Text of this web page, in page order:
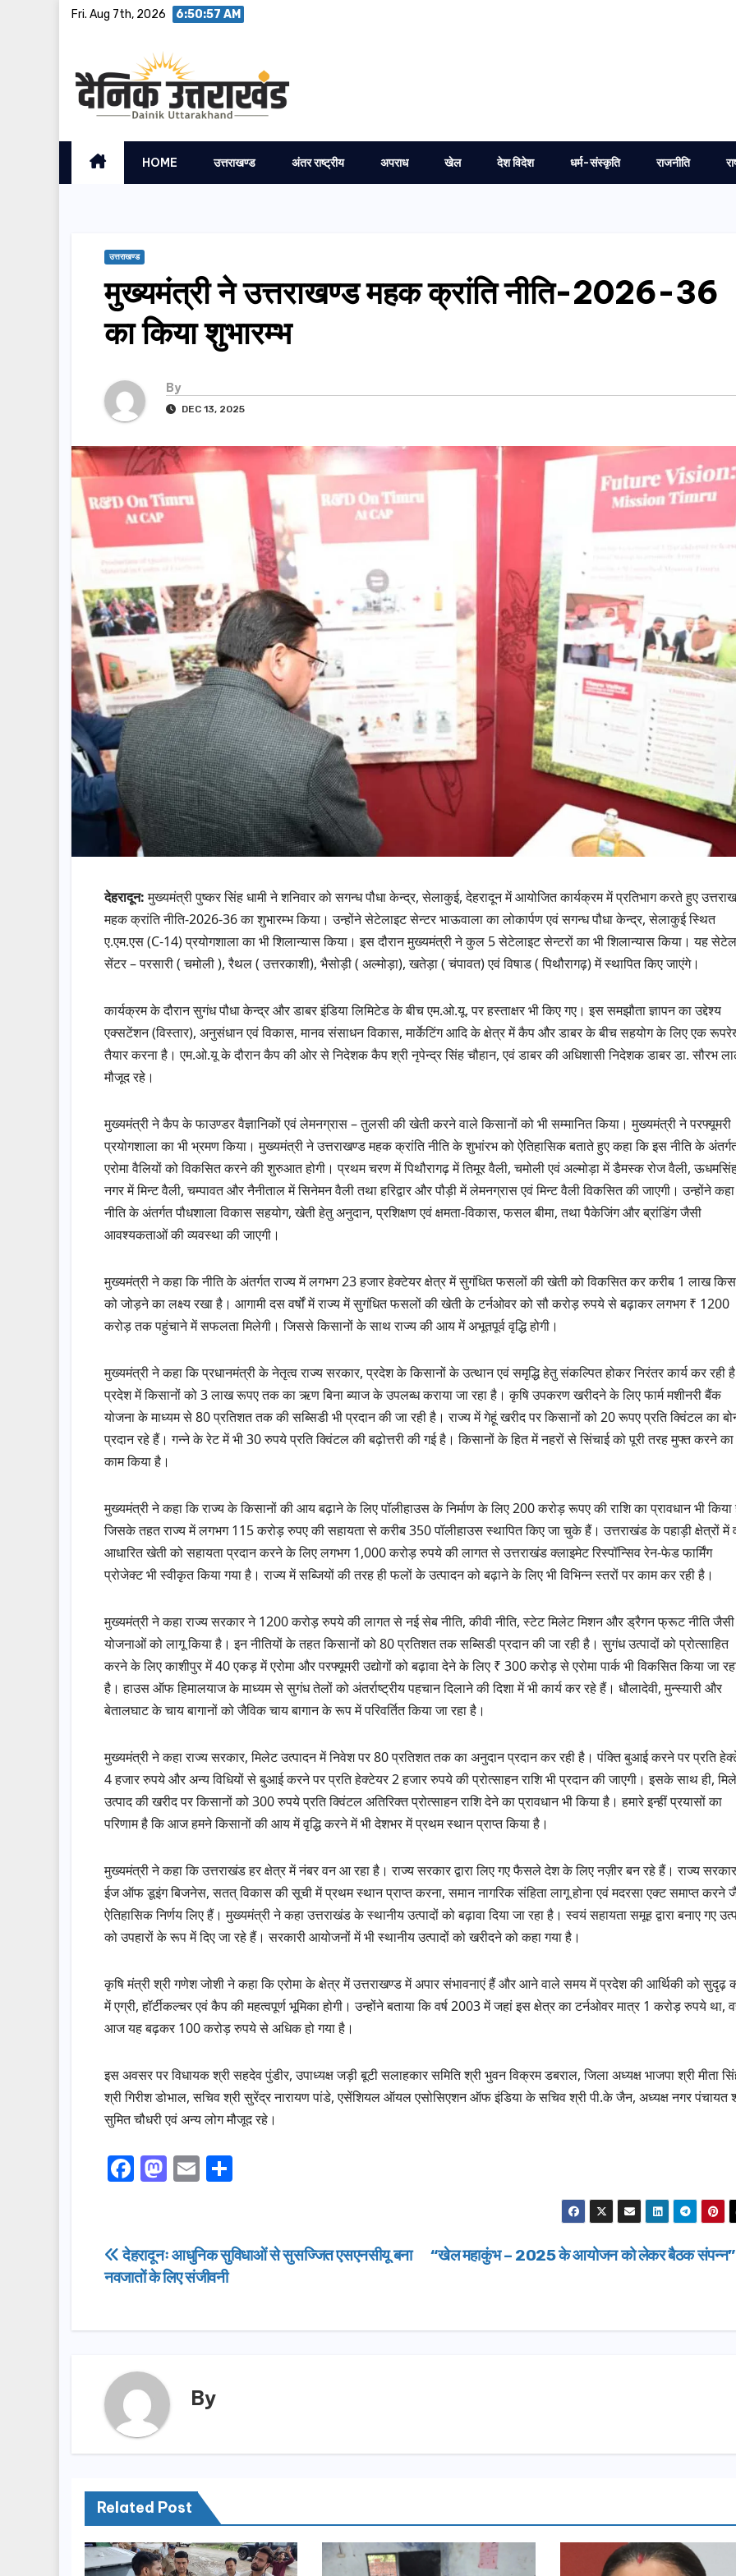
Fri. Aug 7th, 2026 6:50:58 AM
HOME उत्तराखण्ड अंतर राष्ट्रीय अपराध खेल देश विदेश धर्म-संस्कृति राजनीति
उत्तराखण्ड
मुख्यमंत्री ने उत्तराखण्ड महक क्रांति नीति-2026-36
का किया शुभारम्भ
By
DEC 13, 2025
देहरादून:मुख्यमंत्री पुष्कर सिंह धामी ने शनिवार को सगन्ध पौधा केन्द्र, सेलाकुई, देहरादून में आयोजित कार्यक्रम में प्रतिभाग करते हुए
महक क्रांति नीति-2026-36 का शुभारम्भ किया। उन्होंने सेटेलाइट सेन्टर भाऊवाला का लोकार्पण एवं सगन्ध पौधा केन्द्र, सेलाकुई स्थित
ए.एम.एस (C-14) प्रयोगशाला का भी शिलान्यास किया। इस दौरान मुख्यमंत्री ने कुल 5 सेटेलाइट सेन्टरों का भी शिलान्यास किया। यह
सेंटर – परसारी ( चमोली ), रैथल ( उत्तरकाशी), भैसोड़ी ( अल्मोड़ा), खतेड़ा ( चंपावत) एवं विषाड ( पिथौरागढ़) में स्थापित किए जाएंगे।
कार्यक्रम के दौरान सुगंध पौधा केन्द्र और डाबर इंडिया लिमिटेड के बीच एम.ओ.यू. पर हस्ताक्षर भी किए गए। इस समझौता ज्ञापन का उद्देश्य
एक्सटेंशन (विस्तार), अनुसंधान एवं विकास, मानव संसाधन विकास, मार्केटिंग आदि के क्षेत्र में कैप और डाबर के बीच सहयोग के लिए एक
तैयार करना है। एम.ओ.यू के दौरान कैप की ओर से निदेशक कैप श्री नृपेन्द्र सिंह चौहान, एवं डाबर की अधिशासी निदेशक डाबर डा. सौरभ
मौजूद रहे।
मुख्यमंत्री ने कैप के फाउण्डर वैज्ञानिकों एवं लेमनग्रास – तुलसी की खेती करने वाले किसानों को भी सम्मानित किया। मुख्यमंत्री ने परफ्यूमरी
प्रयोगशाला का भी भ्रमण किया। मुख्यमंत्री ने उत्तराखण्ड महक क्रांति नीति के शुभांरभ को ऐतिहासिक बताते हुए कहा कि इस नीति के
एरोमा वैलियों को विकसित करने की शुरुआत होगी। प्रथम चरण में पिथौरागढ़ में तिमूर वैली, चमोली एवं अल्मोड़ा में डैमस्क रोज वैली,
नगर में मिन्ट वैली, चम्पावत और नैनीताल में सिनेमन वैली तथा हरिद्वार और पौड़ी में लेमनग्रास एवं मिन्ट वैली विकसित की जाएगी। उन्होंने
नीति के अंतर्गत पौधशाला विकास सहयोग, खेती हेतु अनुदान, प्रशिक्षण एवं क्षमता-विकास, फसल बीमा, तथा पैकेजिंग और ब्रांडिंग जैसी
आवश्यकताओं की व्यवस्था की जाएगी।
मुख्यमंत्री ने कहा कि नीति के अंतर्गत राज्य में लगभग 23 हजार हेक्टेयर क्षेत्र में सुगंधित फसलों की खेती को विकसित कर करीब 1 लाख
को जोड़ने का लक्ष्य रखा है। आगामी दस वर्षों में राज्य में सुगंधित फसलों की खेती के टर्नओवर को सौ करोड़ रुपये से बढ़ाकर लगभग ₹ 1200
करोड़ तक पहुंचाने में सफलता मिलेगी। जिससे किसानों के साथ राज्य की आय में अभूतपूर्व वृद्धि होगी।
मुख्यमंत्री ने कहा कि प्रधानमंत्री के नेतृत्व राज्य सरकार, प्रदेश के किसानों के उत्थान एवं समृद्धि हेतु संकल्पित होकर निरंतर कार्य कर रही
प्रदेश में किसानों को 3 लाख रूपए तक का ऋण बिना ब्याज के उपलब्ध कराया जा रहा है। कृषि उपकरण खरीदने के लिए फार्म मशीनरी बैंक
योजना के माध्यम से 80 प्रतिशत तक की सब्सिडी भी प्रदान की जा रही है। राज्य में गेहूं खरीद पर किसानों को 20 रूपए प्रति क्विंटल का
प्रदान रहे हैं। गन्ने के रेट में भी 30 रुपये प्रति क्विंटल की बढ़ोत्तरी की गई है। किसानों के हित में नहरों से सिंचाई को पूरी तरह मुफ्त करने का
काम किया है।
मुख्यमंत्री ने कहा कि राज्य के किसानों की आय बढ़ाने के लिए पॉलीहाउस के निर्माण के लिए 200 करोड़ रूपए की राशि का प्रावधान भी किया
जिसके तहत राज्य में लगभग 115 करोड़ रुपए की सहायता से करीब 350 पॉलीहाउस स्थापित किए जा चुके हैं। उत्तराखंड के पहाड़ी क्षेत्रों में
आधारित खेती को सहायता प्रदान करने के लिए लगभग 1,000 करोड़ रुपये की लागत से उत्तराखंड क्लाइमेट रिस्पॉन्सिव रेन-फेड फार्मिंग
प्रोजेक्ट भी स्वीकृत किया गया है। राज्य में सब्जियों की तरह ही फलों के उत्पादन को बढ़ाने के लिए भी विभिन्न स्तरों पर काम कर रही है।
मुख्यमंत्री ने कहा राज्य सरकार ने 1200 करोड़ रुपये की लागत से नई सेब नीति, कीवी नीति, स्टेट मिलेट मिशन और ड्रैगन फ्रूट नीति
योजनाओं को लागू किया है। इन नीतियों के तहत किसानों को 80 प्रतिशत तक सब्सिडी प्रदान की जा रही है। सुगंध उत्पादों को प्रोत्साहित
करने के लिए काशीपुर में 40 एकड़ में एरोमा और परफ्यूमरी उद्योगों को बढ़ावा देने के लिए ₹ 300 करोड़ से एरोमा पार्क भी विकसित किया जा
है। हाउस ऑफ हिमालयाज के माध्यम से सुगंध तेलों को अंतर्राष्ट्रीय पहचान दिलाने की दिशा में भी कार्य कर रहे हैं। धौलादेवी, मुन्स्यारी और
बेतालघाट के चाय बागानों को जैविक चाय बागान के रूप में परिवर्तित किया जा रहा है।
मुख्यमंत्री ने कहा राज्य सरकार, मिलेट उत्पादन में निवेश पर 80 प्रतिशत तक का अनुदान प्रदान कर रही है। पंक्ति बुआई करने पर प्रति
4 हजार रुपये और अन्य विधियों से बुआई करने पर प्रति हेक्टेयर 2 हजार रुपये की प्रोत्साहन राशि भी प्रदान की जाएगी। इसके साथ ही,
उत्पाद की खरीद पर किसानों को 300 रुपये प्रति क्विंटल अतिरिक्त प्रोत्साहन राशि देने का प्रावधान भी किया है। हमारे इन्हीं प्रयासों का
परिणाम है कि आज हमने किसानों की आय में वृद्धि करने में भी देशभर में प्रथम स्थान प्राप्त किया है।
मुख्यमंत्री ने कहा कि उत्तराखंड हर क्षेत्र में नंबर वन आ रहा है। राज्य सरकार द्वारा लिए गए फैसले देश के लिए नज़ीर बन रहे हैं। राज्य
ईज ऑफ डूइंग बिजनेस, सतत् विकास की सूची में प्रथम स्थान प्राप्त करना, समान नागरिक संहिता लागू होना एवं मदरसा एक्ट समाप्त करने
ऐतिहासिक निर्णय लिए हैं। मुख्यमंत्री ने कहा उत्तराखंड के स्थानीय उत्पादों को बढ़ावा दिया जा रहा है। स्वयं सहायता समूह द्वारा बनाए गए
को उपहारों के रूप में दिए जा रहे हैं। सरकारी आयोजनों में भी स्थानीय उत्पादों को खरीदने को कहा गया है।
कृषि मंत्री श्री गणेश जोशी ने कहा कि एरोमा के क्षेत्र में उत्तराखण्ड में अपार संभावनाएं हैं और आने वाले समय में प्रदेश की आर्थिकी को सुदृढ़
में एग्री, हॉर्टीकल्चर एवं कैप की महत्वपूर्ण भूमिका होगी। उन्होंने बताया कि वर्ष 2003 में जहां इस क्षेत्र का टर्नओवर मात्र 1 करोड़ रुपये था,
आज यह बढ़कर 100 करोड़ रुपये से अधिक हो गया है।
इस अवसर पर विधायक श्री सहदेव पुंडीर, उपाध्यक्ष जड़ी बूटी सलाहकार समिति श्री भुवन विक्रम डबराल, जिला अध्यक्ष भाजपा श्री मीता
श्री गिरीश डोभाल, सचिव श्री सुरेंद्र नारायण पांडे, एसेंशियल ऑयल एसोसिएशन ऑफ इंडिया के सचिव श्री पी.के जैन, अध्यक्ष नगर पंचायत
सुमित चौधरी एवं अन्य लोग मौजूद रहे।
F
e
b
o
M
o
d
n
E
e
Post
navigation
“खेल महाकुंभ – 2025 के आयोजन को लेकर बैठक संपन्न”
देहरादूनः आधुनिक सुविधाओं से सुसज्जित एसएनसीयू बना
नवजातों के लिए संजीवनी
By
Related Post
दिल्ली-देहरादून कॉरिडोर
से जुड़ी 12 किमी
ग्रीनफील्ड बाईपास का
AUGUST 6, 2026